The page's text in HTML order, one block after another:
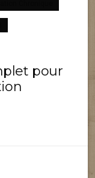
pour